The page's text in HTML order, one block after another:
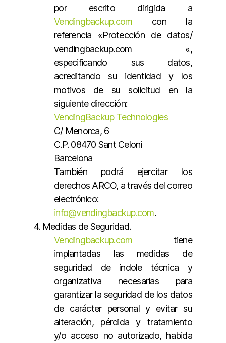
por escrito dirigida a
Vendingbackup.com con la
referencia «Protección de datos/
vendingbackup.com «,
especificando sus datos,
acreditando su identidad y los
motivos de su solicitud en la
siguiente dirección:
VendingBackup Technologies
C/ Menorca, 6
C.P. 08470 Sant Celoni
Barcelona
También podrá ejercitar los
derechos ARCO, a través del correo
electrónico:
info@vendingbackup.com.
4. Medidas de Seguridad.
Vendingbackup.com tiene
implantadas las medidas de
seguridad de índole técnica y
organizativa necesarias para
garantizar la seguridad de los datos
de carácter personal y evitar su
alteración, pérdida y tratamiento
y/o acceso no autorizado, habida